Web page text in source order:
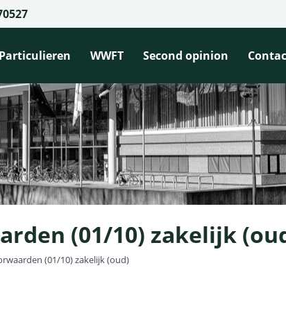
Particulieren WWFT Second opinion
(01/10) zakelijk
(01/10) zakelijk (oud)